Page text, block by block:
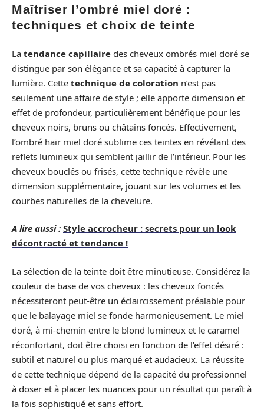
Maîtriser l’ombré miel doré :
techniques et choix de teinte
La tendance capillaire des cheveux ombrés miel doré se
distingue par son élégance et sa capacité à capturer la
lumière. Cette technique de coloration n’est pas
seulement une affaire de style ; elle apporte dimension et
effet de profondeur, particulièrement bénéfique pour les
cheveux noirs, bruns ou châtains foncés. Effectivement,
l’ombré hair miel doré sublime ces teintes en révélant des
reflets lumineux qui semblent jaillir de l’intérieur. Pour les
cheveux bouclés ou frisés, cette technique révèle une
dimension supplémentaire, jouant sur les volumes et les
courbes naturelles de la chevelure.
A lire aussi : Style accrocheur : secrets pour un look
décontracté et tendance !
La sélection de la teinte doit être minutieuse. Considérez la
couleur de base de vos cheveux : les cheveux foncés
nécessiteront peut-être un éclaircissement préalable pour
que le balayage miel se fonde harmonieusement. Le miel
doré, à mi-chemin entre le blond lumineux et le caramel
réconfortant, doit être choisi en fonction de l’effet désiré :
subtil et naturel ou plus marqué et audacieux. La réussite
de cette technique dépend de la capacité du professionnel
à doser et à placer les nuances pour un résultat qui paraît à
la fois sophistiqué et sans effort.